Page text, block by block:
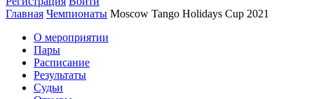
Главная Чемпионаты Moscow Tango Holidays Cup 2021
О мероприятии
Пары
Расписание
Результаты
Судьи